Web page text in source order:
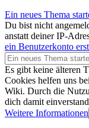
Ein neues Thema
Du bist nicht
anstatt deiner IP-
ein Benutzerkonto
Es gibt keine älteren
Cookies helfen uns
Wiki. Durch die
dich damit
Weitere Informationen